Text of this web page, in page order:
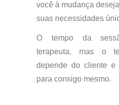
você à mudança
suas necessidades
O tempo da
terapeuta, mas o
depende do cliente e
para consigo mesmo.